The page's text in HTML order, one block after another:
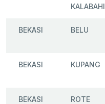
KALABAHI
BEKASI BELU
BEKASI KUPANG
BEKASI ROTE